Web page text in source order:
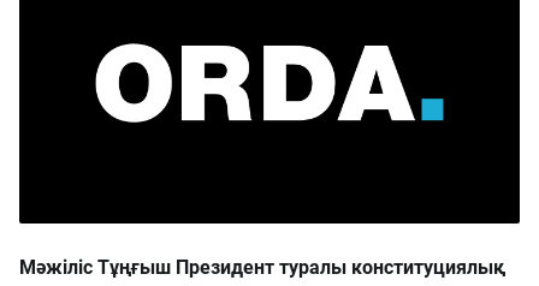
Мәжіліс Тұңғыш Президент туралы конституциялық